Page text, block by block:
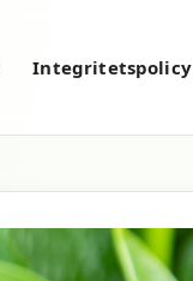
Integritetspolicy